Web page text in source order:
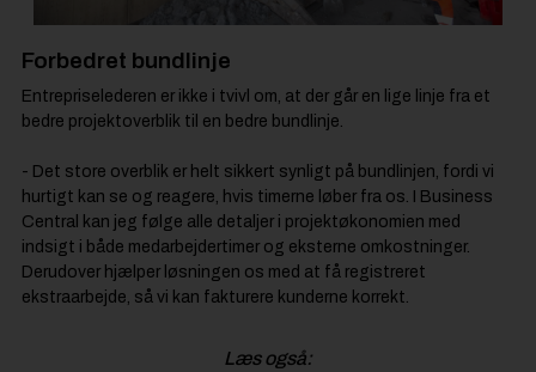
Forbedret bundlinje
Entrepriselederen er ikke i tvivl om, at der går en lige linje fra et
bedre projektoverblik til en bedre bundlinje.
- Det store overblik er helt sikkert synligt på bundlinjen, fordi vi
hurtigt kan se og reagere, hvis timerne løber fra os. I Business
Central kan jeg følge alle detaljer i projektøkonomien med
indsigt i både medarbejdertimer og eksterne omkostninger.
Derudover hjælper løsningen os med at få registreret
ekstraarbejde, så vi kan fakturere kunderne korrekt.
Læs også: